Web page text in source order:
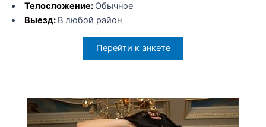
Телосложение: Обычное
Выезд: В любой район
Перейти к анкете